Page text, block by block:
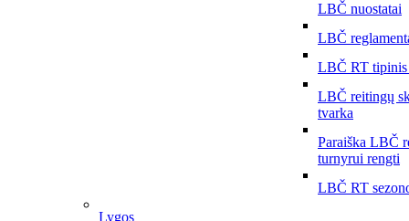
LBČ nuostatai
LBČ
LBČ RT tipinis
LBČ reitingų
tvarka
Paraiška LBČ
turnyrui rengti
LBČ RT
Lygos